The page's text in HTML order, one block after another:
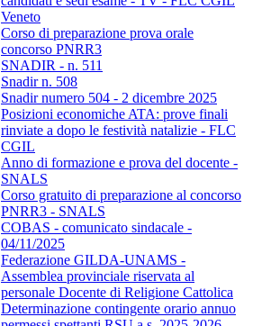
Veneto
Corso di preparazione prova orale
concorso PNRR3
SNADIR - n. 511
Snadir n. 508
Snadir numero 504 - 2 dicembre 2025
Posizioni economiche ATA: prove finali
rinviate a dopo le festività natalizie - FLC
CGIL
Anno di formazione e prova del docente -
SNALS
Corso gratuito di preparazione al concorso
PNRR3 - SNALS
COBAS - comunicato sindacale -
04/11/2025
Federazione GILDA-UNAMS -
Assemblea provinciale riservata al
personale Docente di Religione Cattolica
Determinazione contingente orario annuo